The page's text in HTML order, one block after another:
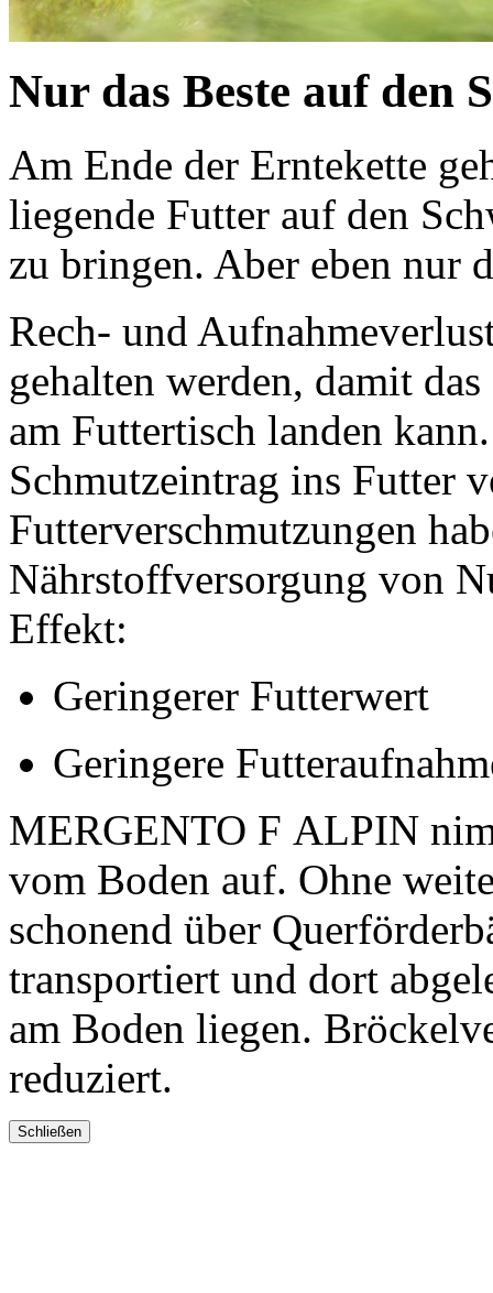
Nur das Beste auf den
Am Ende der Erntekette
liegende Futter auf den
zu bringen. Aber eben nur
Rech- und
gehalten werden, damit
am Futtertisch landen
Schmutzeintrag ins Futter
Futterverschmutzungen
Nährstoffversorgung von
Effekt:
Geringerer Futterwert
Geringere
MERGENTO F ALPIN
vom Boden auf. Ohne
schonend über
transportiert und dort
am Boden liegen.
reduziert.
Schließen